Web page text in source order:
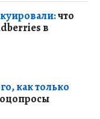
что
в
как только